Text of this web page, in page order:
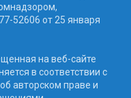
52606 от 25 января
на веб-сайте
в соответствии с
авторском праве и